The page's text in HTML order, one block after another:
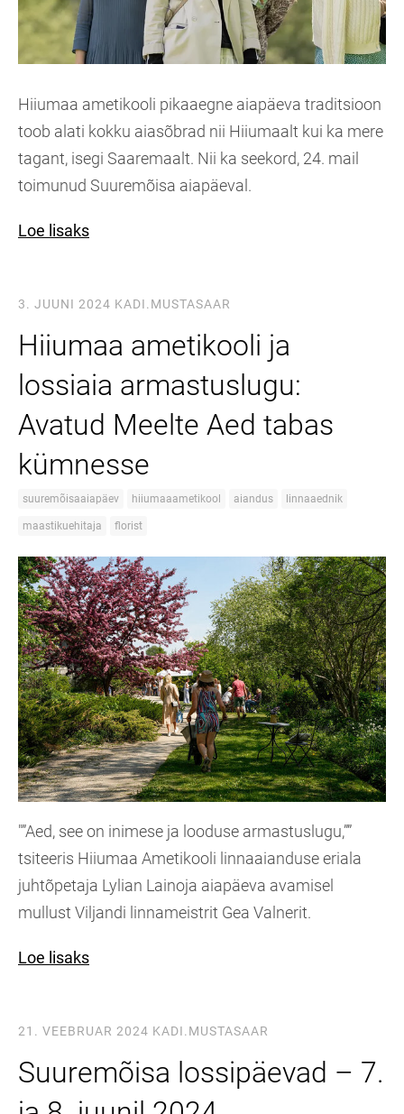
Hiiumaa ametikooli pikaaegne aiapäeva traditsioon
toob alati kokku aiasõbrad nii Hiiumaalt kui ka mere
tagant, isegi Saaremaalt. Nii ka seekord, 24. mail
toimunud Suuremõisa aiapäeval.
Loe lisaks
3. JUUNI 2024 KADI.MUSTASAAR
Hiiumaa ametikooli ja
lossiaia armastuslugu:
Avatud Meelte Aed tabas
kümnesse
suuremõisaaiapäev hiiumaaametikool aiandus linnaaednik
maastikuehitaja florist
"”Aed, see on inimese ja looduse armastuslugu,””
tsiteeris Hiiumaa Ametikooli linnaaianduse eriala
juhtõpetaja Lylian Lainoja aiapäeva avamisel
mullust Viljandi linnameistrit Gea Valnerit.
Loe lisaks
21. VEEBRUAR 2024 KADI.MUSTASAAR
Suuremõisa lossipäevad – 7.